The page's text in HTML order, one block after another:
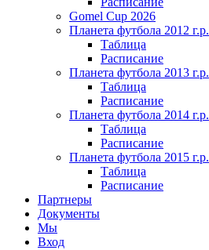
Gomel Cup 2026
Планета футбола 2012 г.р.
Таблица
Расписание
Планета футбола 2013 г.р.
Таблица
Расписание
Планета футбола 2014 г.р.
Таблица
Расписание
Планета футбола 2015 г.р.
Таблица
Расписание
Партнеры
Документы
Мы
Вход